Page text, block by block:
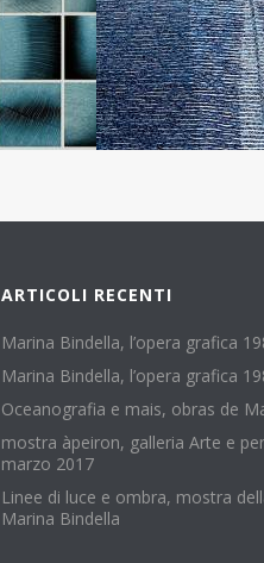
ARTICOLI RECENTI
Marina Bindella, l’opera grafica
Marina Bindella, l’opera grafica
Oceanografia e mais, obras de
mostra àpeiron, galleria Arte e
marzo 2017
Linee di luce e ombra, mostra
Marina Bindella